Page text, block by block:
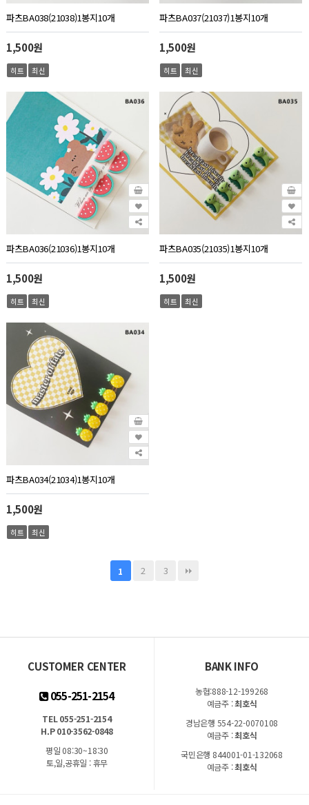
파츠BA038(21038)1봉지10개
1,500원
히트 최신
파츠BA037(21037)1봉지10개
1,500원
히트 최신
파츠BA036(21036)1봉지10개
1,500원
히트 최신
파츠BA035(21035)1봉지10개
1,500원
히트 최신
파츠BA034(21034)1봉지10개
1,500원
히트 최신
1 2 3
CUSTOMER CENTER
055-251-2154
TEL 055-251-2154
H.P 010-3562-0848
평일 08:30~18:30
토,일,공휴일 : 휴무
BANK INFO
농협:888-12-199268
예금주 :최호식
경남은행 554-22-0070108
예금주 :최호식
국민은행 844001-01-132068
예금주 :최호식